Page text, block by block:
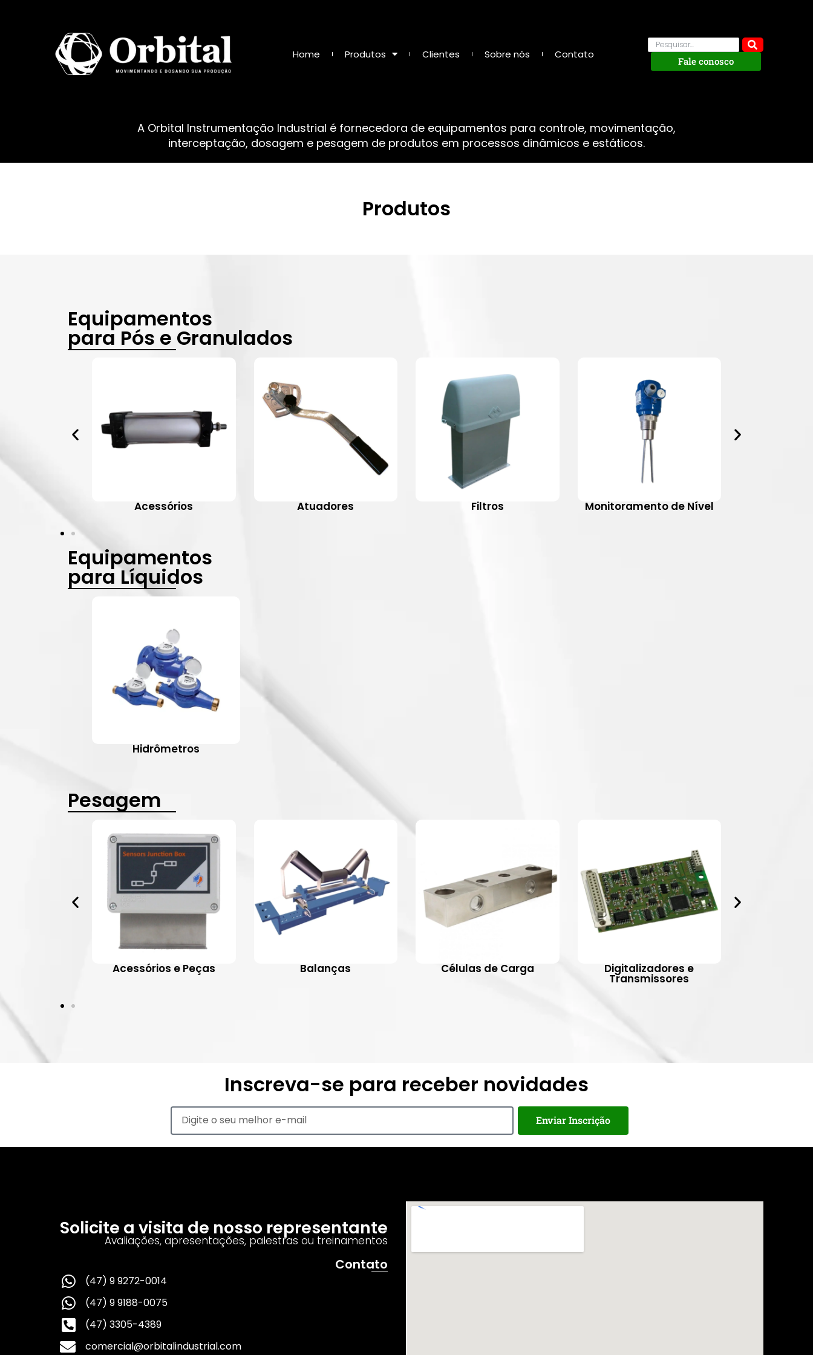
Home Produtos Clientes Sobre nós Contato
Fale conosco
A Orbital Instrumentação Industrial é fornecedora de equipamentos para controle, movimentação,
interceptação, dosagem e pesagem de produtos em processos dinâmicos e estáticos.
Produtos
Equipamentos
para Pós e Granulados
Acessórios Atuadores Filtros Monitoramento de Nível
Equipamentos
para Líquidos
Hidrômetros
Pesagem
Acessórios e Peças Balanças Células de Carga Digitalizadores e
Transmissores
Inscreva-se para receber novidades
Enviar Inscrição
Solicite a visita de nosso representante
Avaliações, apresentações, palestras ou treinamentos
Contato
(47) 9 9272-0014
(47) 9 9188-0075
(47) 3305-4389
comercial@orbitalindustrial.com